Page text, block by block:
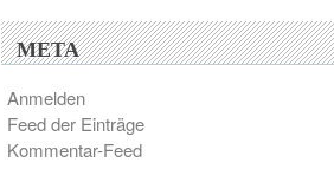
META
Anmelden
Feed der Einträge
Kommentar-Feed